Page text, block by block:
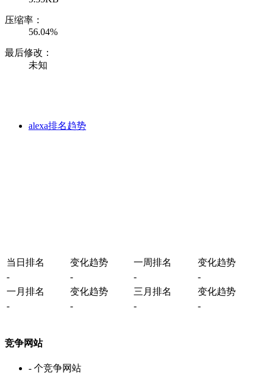
压缩率：
56.04%
最后修改：
未知
alexa排名趋势
当日排名 变化趋势 一周排名
变化趋势
-
- -
-
一月排名
变化趋势 三月排名
变化趋势
-
- - -
竞争网站
- 个竞争网站